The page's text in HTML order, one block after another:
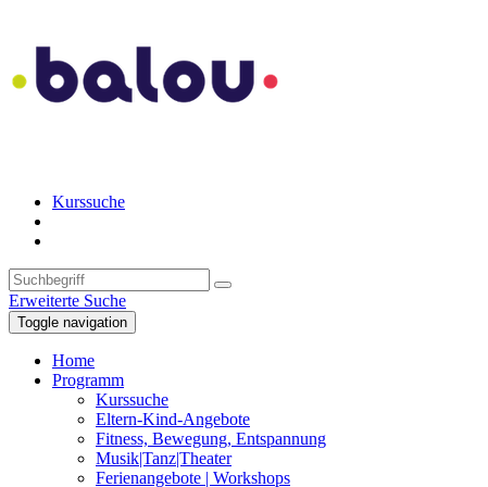
Kurssuche
Erweiterte Suche
Toggle navigation
Home
Programm
Kurssuche
Eltern-Kind-Angebote
Fitness, Bewegung, Entspannung
Musik|Tanz|Theater
Ferienangebote | Workshops